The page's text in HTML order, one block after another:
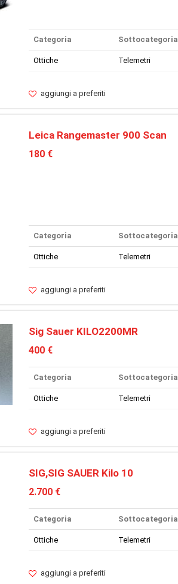
Categoria Sottocategoria
Ottiche Telemetri
aggiungi a preferiti
Leica Rangemaster 900 Scan
180 €
Categoria Sottocategoria
Ottiche Telemetri
aggiungi a preferiti
Sig Sauer KILO2200MR
400 €
Categoria Sottocategoria
Ottiche Telemetri
aggiungi a preferiti
SIG,SIG SAUER Kilo 10
2.700 €
Categoria Sottocategoria
Ottiche Telemetri
aggiungi a preferiti